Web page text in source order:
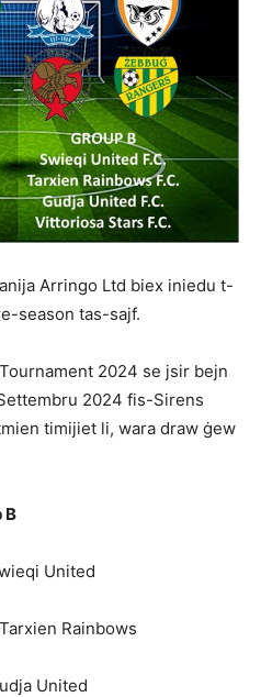
Arringo Ltd biex iniedu t-
season tas-sajf.
2024 se jsir bejn
2024 fis-Sirens
timijiet li, wara draw ġew
Rainbows